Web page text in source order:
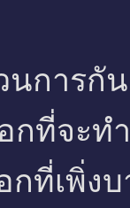
นการกั
กที่จะท
กที่เพิ่ง